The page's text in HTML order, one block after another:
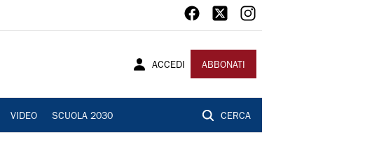
ACCEDI ABBONATI
VIDEO SCUOLA 2030 CERCA